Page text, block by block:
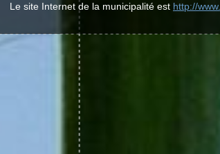
Le site Internet de la municipalité est http://